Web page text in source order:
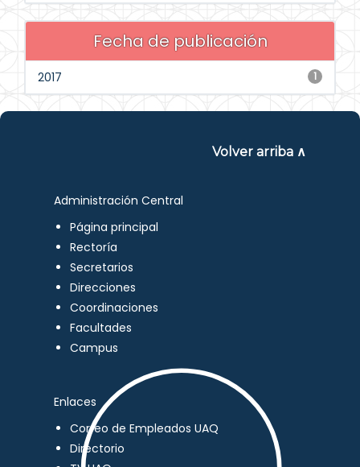
Fecha de publicación
1
2017
Volver arriba ∧
Administración Central
Página principal
Rectoría
Secretarios
Direcciones
Coordinaciones
Facultades
Campus
Enlaces
Correo de Empleados UAQ
Directorio